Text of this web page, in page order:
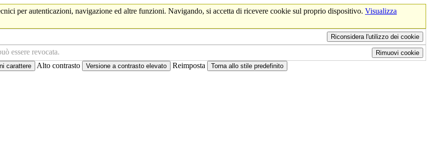
per autenticazioni, navigazione ed altre funzioni. Navigando, si accetta di ricevere cookie sul proprio dispositivo. Visualizza
Riconsidera l'utilizzo dei cookie
essere revocata. Rimuovi cookie
carattere Alto contrasto Versione a contrasto elevato Reimposta Torna allo stile predefinito